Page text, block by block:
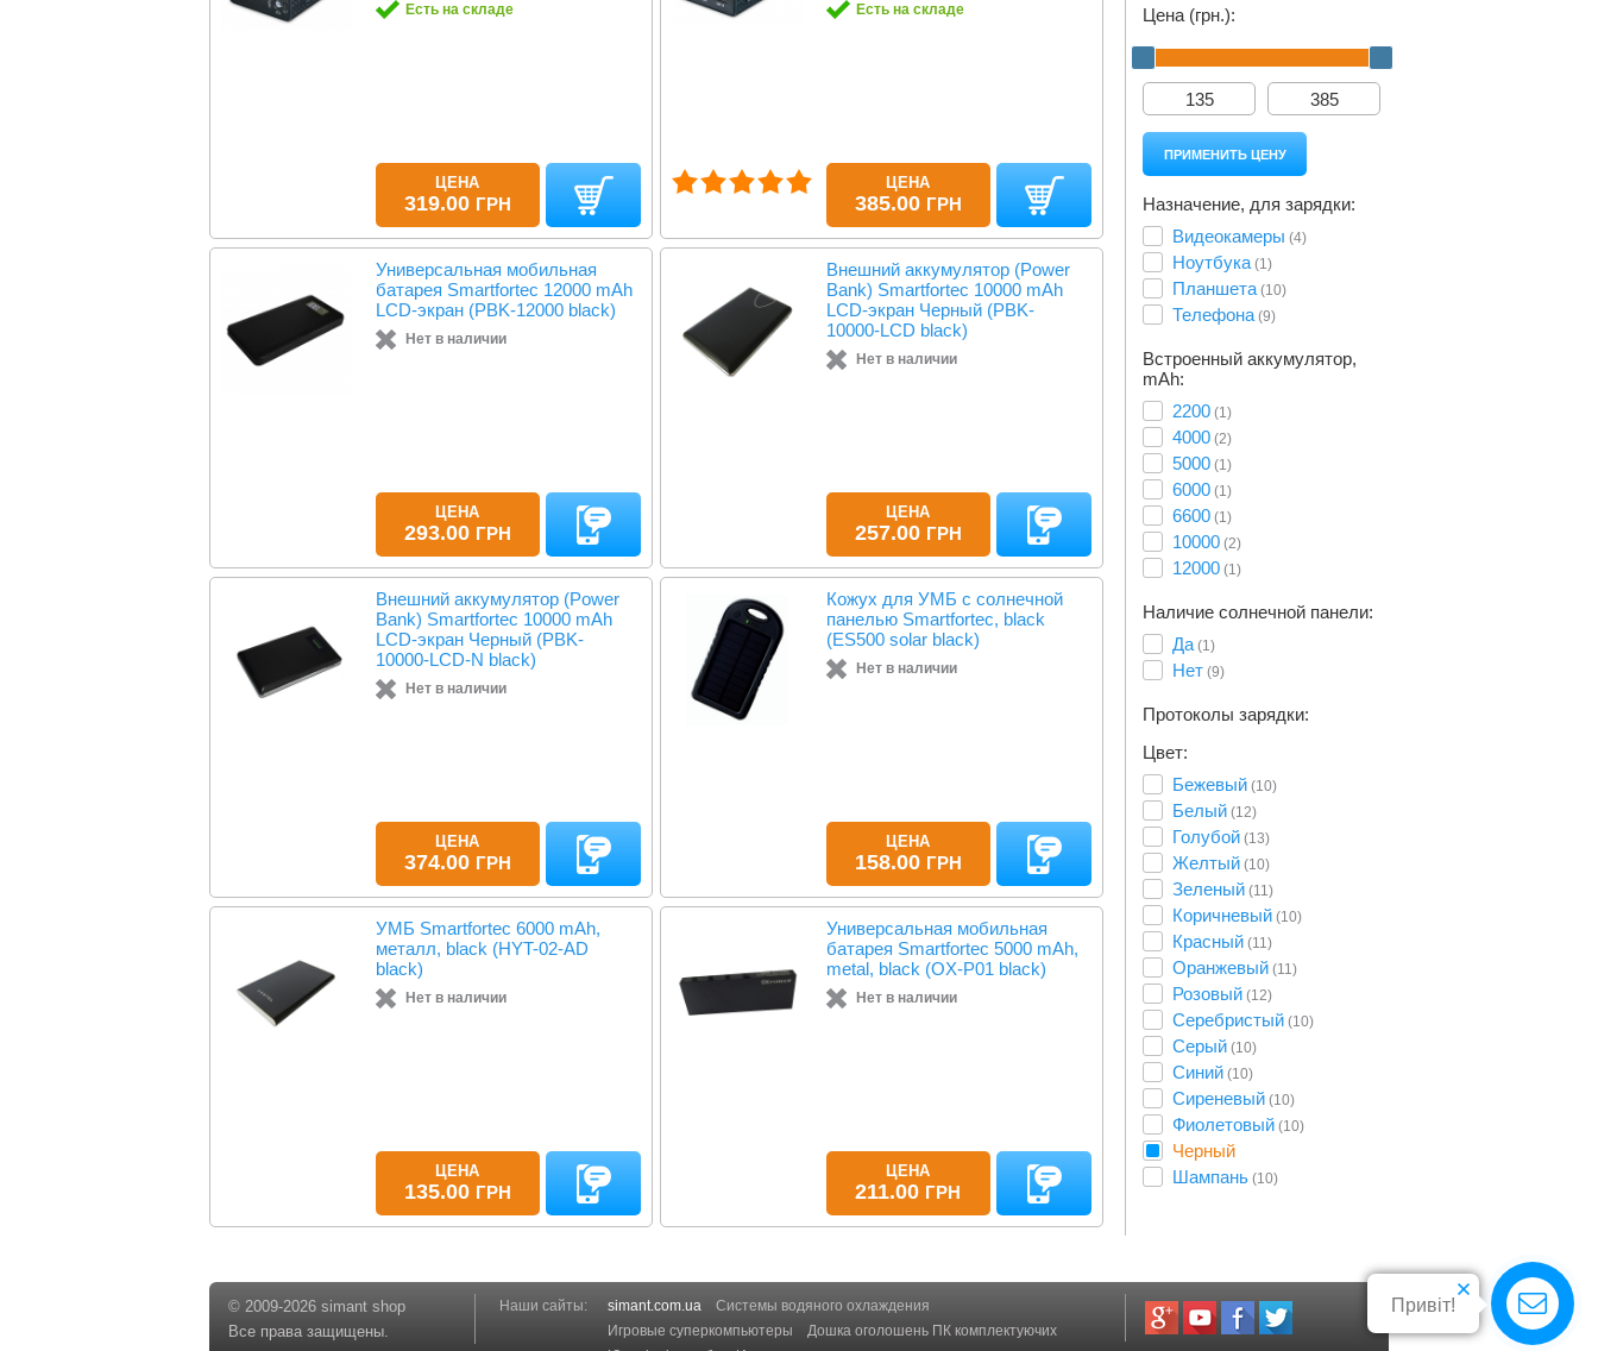
Цена (грн.):
Назначение, для зарядки:
Видеокамеры (4)
Ноутбука (1)
Планшета (10)
Телефона (9)
Встроенный аккумулятор,
mAh:
2200 (1)
4000 (2)
5000 (1)
6000 (1)
6600 (1)
10000 (2)
12000 (1)
Наличие солнечной панели:
Да (1)
Нет (9)
Протоколы зарядки:
Цвет:
Бежевый (10)
Белый (12)
Голубой (13)
Желтый (10)
Зеленый (11)
Коричневый (10)
Красный (11)
Оранжевый (11)
Розовый (12)
Серебристый (10)
Серый (10)
Синий (10)
Сиреневый (10)
Фиолетовый (10)
Черный
Шампань (10)
Есть на складе
ЦЕНА
319.00 ГРН
Есть на складе
ЦЕНА
385.00 ГРН
Универсальная мобильная
батарея Smartfortec 12000 mAh
LCD-экран (PBK-12000 black)
Нет в наличии
ЦЕНА
293.00 ГРН
Внешний аккумулятор (Power
Bank) Smartfortec 10000 mAh
LCD-экран Черный (PBK-
10000-LCD black)
Нет в наличии
ЦЕНА
257.00 ГРН
Внешний аккумулятор (Power
Bank) Smartfortec 10000 mAh
LCD-экран Черный (PBK-
10000-LCD-N black)
Нет в наличии
ЦЕНА
374.00 ГРН
Кожух для УМБ с солнечной
панелью Smartfortec, black
(ES500 solar black)
Нет в наличии
ЦЕНА
158.00 ГРН
УМБ Smartfortec 6000 mAh,
металл, black (HYT-02-AD
black)
Нет в наличии
ЦЕНА
135.00 ГРН
Универсальная мобильная
батарея Smartfortec 5000 mAh,
metal, black (OX-P01 black)
Нет в наличии
ЦЕНА
211.00 ГРН
© 2009-2026 simant shop
Все права защищены.
Наши сайты: simant.com.ua
Системы водяного охлаждения
Игровые суперкомпьютеры
Дошка оголошень ПК комплектуючих
Привіт!